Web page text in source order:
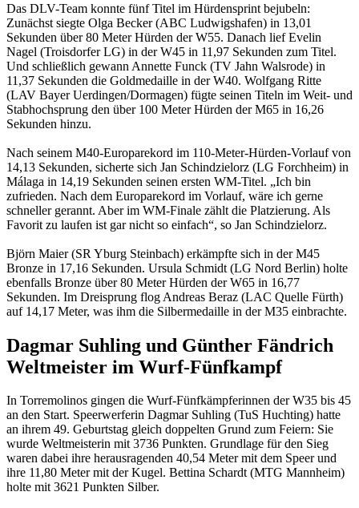
Das DLV-Team konnte fünf Titel im Hürdensprint bejubeln:
Zunächst siegte Olga Becker (ABC Ludwigshafen) in 13,01
Sekunden über 80 Meter Hürden der W55. Danach lief Evelin
Nagel (Troisdorfer LG) in der W45 in 11,97 Sekunden zum Titel.
Und schließlich gewann Annette Funck (TV Jahn Walsrode) in
11,37 Sekunden die Goldmedaille in der W40. Wolfgang Ritte
(LAV Bayer Uerdingen/Dormagen) fügte seinen Titeln im Weit- und
Stabhochsprung den über 100 Meter Hürden der M65 in 16,26
Sekunden hinzu.
Nach seinem M40-Europarekord im 110-Meter-Hürden-Vorlauf von
14,13 Sekunden, sicherte sich Jan Schindzielorz (LG Forchheim) in
Málaga in 14,19 Sekunden seinen ersten WM-Titel. „Ich bin
zufrieden. Nach dem Europarekord im Vorlauf, wäre ich gerne
schneller gerannt. Aber im WM-Finale zählt die Platzierung. Als
Favorit zu laufen ist gar nicht so einfach“, so Jan Schindzielorz.
Björn Maier (SR Yburg Steinbach) erkämpfte sich in der M45
Bronze in 17,16 Sekunden. Ursula Schmidt (LG Nord Berlin) holte
ebenfalls Bronze über 80 Meter Hürden der W65 in 16,77
Sekunden. Im Dreisprung flog Andreas Beraz (LAC Quelle Fürth)
auf 14,17 Meter, was ihm die Silbermedaille in der M35 einbrachte.
Dagmar Suhling und Günther Fändrich
Weltmeister im Wurf-Fünfkampf
In Torremolinos gingen die Wurf-Fünfkämpferinnen der W35 bis 45
an den Start. Speerwerferin Dagmar Suhling (TuS Huchting) hatte
an ihrem 49. Geburtstag gleich doppelten Grund zum Feiern: Sie
wurde Weltmeisterin mit 3736 Punkten. Grundlage für den Sieg
waren dabei ihre herausragenden 40,54 Meter mit dem Speer und
ihre 11,80 Meter mit der Kugel. Bettina Schardt (MTG Mannheim)
holte mit 3621 Punkten Silber.